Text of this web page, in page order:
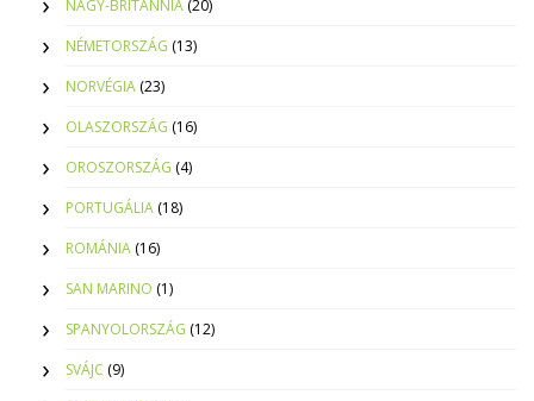
NAGY-BRITANNIA (20)
NÉMETORSZÁG (13)
NORVÉGIA (23)
OLASZORSZÁG (16)
OROSZORSZÁG (4)
PORTUGÁLIA (18)
ROMÁNIA (16)
SAN MARINO (1)
SPANYOLORSZÁG (12)
SVÁJC (9)